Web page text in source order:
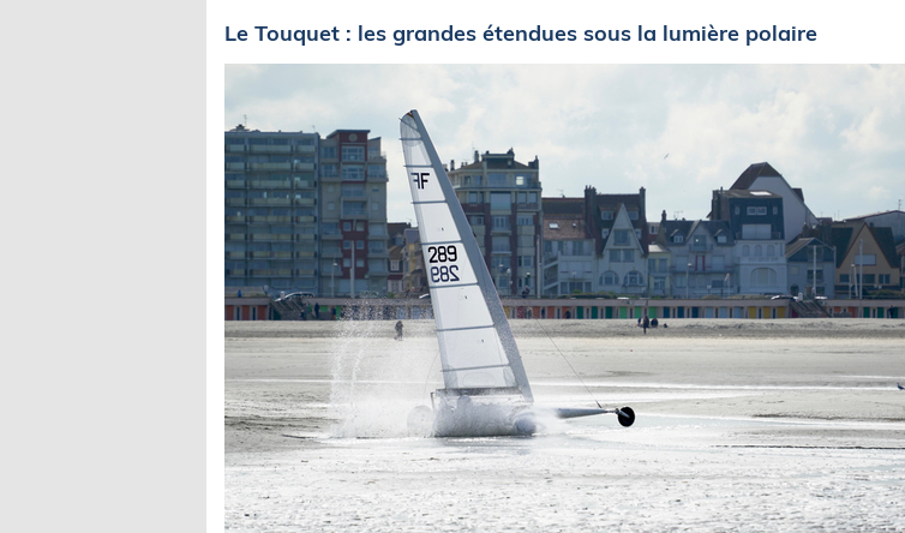
Le Touquet : les grandes étendues sous la lumière polaire